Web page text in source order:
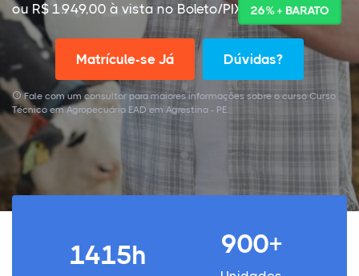
ou R$ 1.949,00 à vista no Boleto/PIX
26% + BARATO
Matrícule-se Já Dúvidas?
Fale com um consultor para maiores informações sobre o curso Curso
Técnico em Agropecuária EAD em Agrestina - PE.
1415h 900+